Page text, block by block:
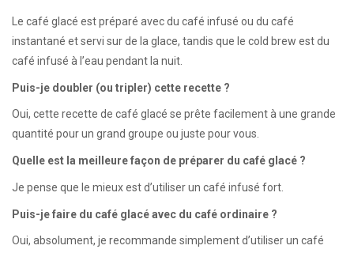
Le café glacé est préparé avec du café infusé ou du café
instantané et servi sur de la glace, tandis que le cold brew est du
café infusé à l’eau pendant la nuit.
Puis-je doubler (ou tripler) cette recette ?
Oui, cette recette de café glacé se prête facilement à une grande
quantité pour un grand groupe ou juste pour vous.
Quelle est la meilleure façon de préparer du café glacé ?
Je pense que le mieux est d’utiliser un café infusé fort.
Puis-je faire du café glacé avec du café ordinaire ?
Oui, absolument, je recommande simplement d’utiliser un café